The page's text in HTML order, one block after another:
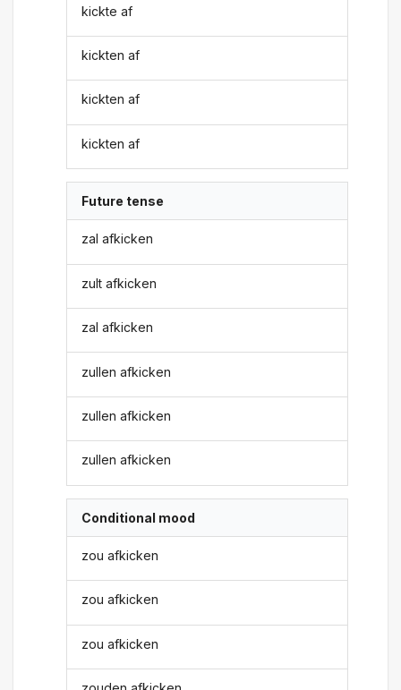
kickte af
kickten af
kickten af
kickten af
Future tense
zal afkicken
zult afkicken
zal afkicken
zullen afkicken
zullen afkicken
zullen afkicken
Conditional mood
zou afkicken
zou afkicken
zou afkicken